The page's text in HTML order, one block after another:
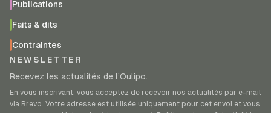
Publications
Faits & dits
Contraintes
NEWSLETTER
Recevez les actualités de l’Oulipo.
En vous inscrivant, vous acceptez de recevoir nos actualités par e-mail
via Brevo. Votre adresse est utilisée uniquement pour cet envoi et vous